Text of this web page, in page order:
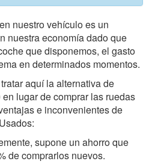
nuestro vehículo es un
nuestra economía dado que
que disponemos, el gasto
en determinados momentos.
aquí la alternativa de
lugar de comprar las ruedas
e inconvenientes de
supone un ahorro que
de comprarlos nuevos.